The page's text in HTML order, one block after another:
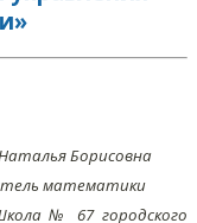
Борисовна
математики
№ 67 городского